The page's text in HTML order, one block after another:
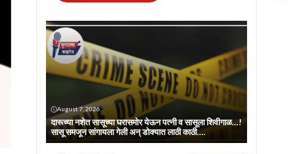
August 7, 2026
दारूच्या नशेत सासूच्या घरासमोर येऊन पत्नी व सासूला शिवीगाळ…!
सासू समजून सांगायला गेली अन् डोक्यात लाठी काठी….